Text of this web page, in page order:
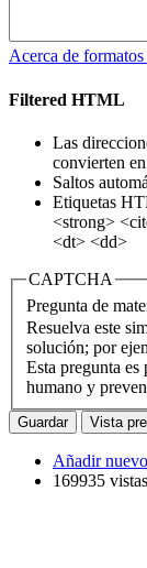
Acerca de
Filtered HTML
Las
convierten
Saltos
Etiquetas
<strong>
<dt> <dd>
CAPTCHA
Resuelva este
solución; por
Esta pregunta es
humano y
Añadir
169935 vistas